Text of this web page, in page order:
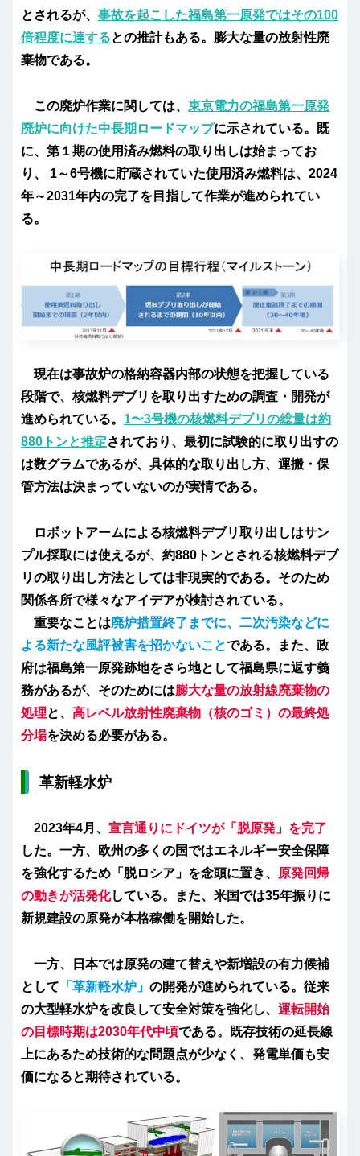
とされるが、 事故を起こした福島第一原発ではその100
倍程度に達するとの推計もある。膨大な量の放射性廃
棄物である。
この廃炉作業に関しては、 東京電力の福島第一原発
廃炉に向けた中長期ロードマップに示されている。既
に、 第１期の使用済み燃料の取り出しは始まってお
り、 1～6号機に貯蔵されていた使用済み燃料は、2024
年～2031年内の完了を目指して作業が進められてい
る。
現在は事故炉の格納容器内部の状態を把握している
段階で、核燃料デブリを取り出すための調査・開発が
進められている。 1〜3号機の核燃料デブリの総量は約
880トンと推定されており、最初に試験的に取り出すの
は数グラムであるが、具体的な取り出し方、運搬・保
管方法は決まっていないのが実情である。
ロボットアームによる核燃料デブリ取り出しはサン
プル採取には使えるが、約880トンとされる核燃料デブ
リの取り出し方法としては非現実的である。そのため
関係各所で様々なアイデアが検討されている。
重要なことは廃炉措置終了までに、二次汚染などに
よる新たな風評被害を招かないことである。また、政
府は福島第一原発跡地をさら地として福島県に返す義
務があるが、そのためには膨大な量の放射線廃棄物の
処理と、 高レベル放射性廃棄物（核のゴミ）の最終処
分場を決める必要がある。
革新軽水炉
2023年4月、 宣言通りにドイツが「脱原発」を完了
した。一方、欧州の多くの国ではエネルギー安全保障
を強化するため「脱ロシア」を念頭に置き、
原発回帰
の動きが活発化している。また、米国では35年振りに
新規建設の原発が本格稼働を開始した。
一方、日本では原発の建て替えや新増設の有力候補
として 「革新軽水炉」 の開発が進められている。従来
の大型軽水炉を改良して安全対策を強化し、 運転開始
の目標時期は2030年代中頃である。既存技術の延長線
上にあるため技術的な問題点が少なく、発電単価も安
価になると期待されている。